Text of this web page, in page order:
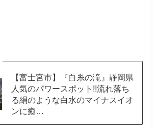
【富士宮市】『白糸の滝』静岡県
人気のパワースポット!!流れ落ち
る絹のような白水のマイナスイオ
ンに癒…